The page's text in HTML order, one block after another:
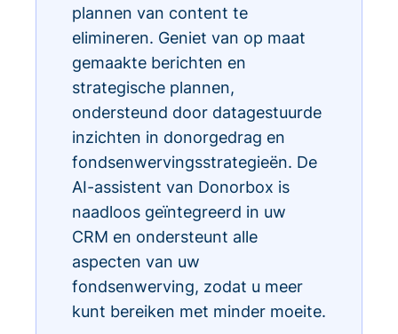
plannen van content te
elimineren. Geniet van op maat
gemaakte berichten en
strategische plannen,
ondersteund door datagestuurde
inzichten in donorgedrag en
fondsenwervingsstrategieën. De
AI-assistent van Donorbox is
naadloos geïntegreerd in uw
CRM en ondersteunt alle
aspecten van uw
fondsenwerving, zodat u meer
kunt bereiken met minder moeite.